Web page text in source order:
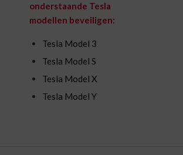
onderstaande Tesla
modellen beveiligen:
Tesla Model 3
Tesla Model S
Tesla Model X
Tesla Model Y